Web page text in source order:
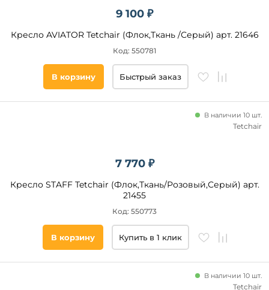
9 100 ₽
Кресло AVIATOR Tetchair (Флок,Ткань /Серый) арт. 21646
Код: 550781
В корзину Быстрый заказ
7 770 ₽
Кресло STAFF Tetchair (Флок,Ткань/Розовый,Серый) арт.
21455
В наличии 10 шт.
Код: 550773
Tetchair
В корзину Купить в 1 клик
В наличии 10 шт.
Tetchair